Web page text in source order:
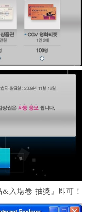
入場卷 抽獎』即可！